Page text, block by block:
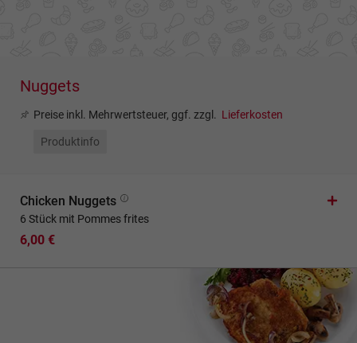
Nuggets
Preise inkl. Mehrwertsteuer, ggf. zzgl. Lieferkosten
Produktinfo
Chicken Nuggets
6 Stück mit Pommes frites
6,00 €